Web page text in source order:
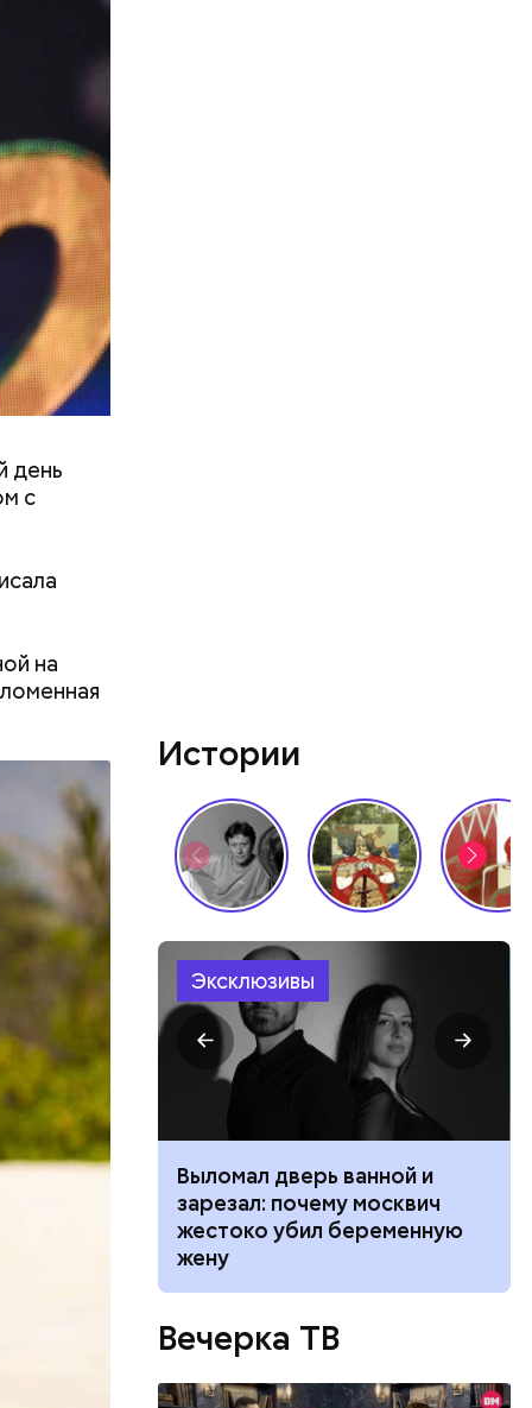
день
с
на
часа
— на
Истории
Эксклюзивы
в
Выломал дверь ванной и
зарезал: почему москвич
жестоко убил беременную
жену
Вечерка ТВ